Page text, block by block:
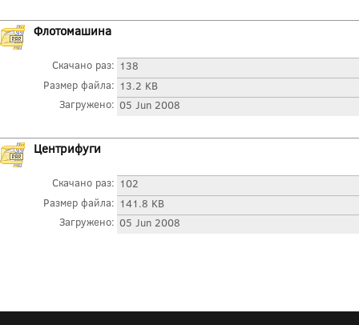
Флотомашина
Скачано раз: 138
Размер файла: 13.2 KB
Загружено: 05 Jun 2008
Центрифуги
Скачано раз: 102
Размер файла: 141.8 KB
Загружено: 05 Jun 2008